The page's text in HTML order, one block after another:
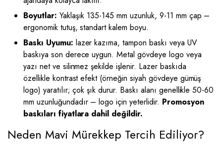
Boyutlar: Yaklaşık 135-145 mm uzunluk, 9-11 mm çap –
ergonomik tutuş, standart kalem boyu.
Baskı Uyumu: lazer kazıma, tampon baskı veya UV
baskıya son derece uygun. Metal gövdeye logo veya
yazı net ve silinmez şekilde işlenir. Lazer baskıda
özellikle kontrast efekt (örneğin siyah gövdeye gümüş
logo) yaratılır; çok şık durur. Baskı alanı genellikle 50-60
mm uzunluğundadır – logo için yeterlidir. Promosyon
baskıları fiyatlara dahil değildir.
Neden Mavi Mürekkep Tercih Ediliyor?